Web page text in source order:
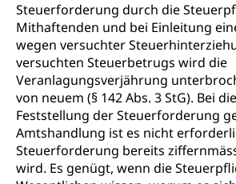
Steuerforderung durch die
Mithaftenden und bei Einleitung
wegen versuchter
versuchten Steuerbetrugs wird die
Veranlagungsverjährung
von neuem (§ 142 Abs. 3 StG). Bei
Feststellung der Steuerforderung
Amtshandlung ist es nicht
Steuerforderung bereits
wird. Es genügt, wenn die
Schuldienste
Schulliste
Heilpädagogische
Freiwilliger
swissuniversities
Universität
Fachstelle
Vorschule
Kindergarten, Kinderkrippe, Krippe,
Kindertagesstätte, Spielgruppe,
Freiwilliges Kindergarten Jahr
Kinderbetreuung
Freiwilliges
Frühe
Gesundheit und Soziales